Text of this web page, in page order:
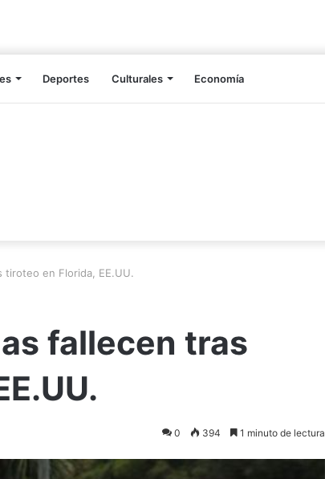
Deportes Culturales Economía
en Florida, EE.UU.
fallecen tras
0 394 1 minuto de lectura